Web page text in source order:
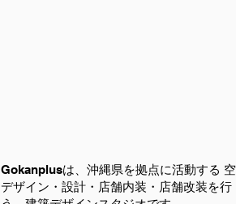
Gokanplusは、沖縄県を拠点に活動する
デザイン・設計・店舗内装・店舗改装を行